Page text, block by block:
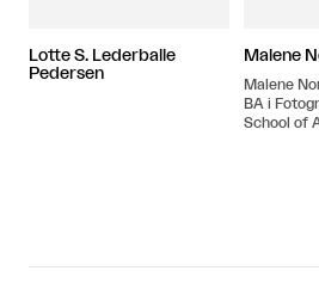
Lotte S. Lederballe
Pedersen
Malene
Malene
BA i
School of